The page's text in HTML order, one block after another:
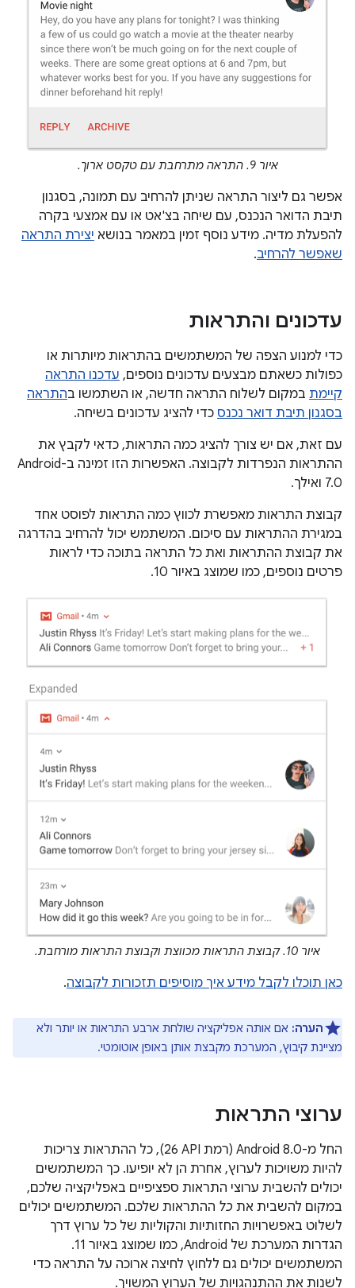
איור 9. התראה מתרחבת עם טקסט ארוך.
אפשר גם ליצור התראה שניתן להרחיב עם תמונה, בסגנון
תיבת הדואר הנכנס, עם שיחה בצ'אט או עם אמצעי בקרה
להפעלת מדיה. מידע נוסף זמין במאמר בנושא יצירת התראה
שאפשר להרחיב.
עדכונים והתראות
כדי למנוע הצפה של המשתמשים בהתראות מיותרות או
כפולות כשאתם מבצעים עדכונים נוספים, עדכנו התראה
קיימת במקום לשלוח התראה חדשה, או השתמשו בהתראה
בסגנון תיבת דואר נכנס כדי להציג עדכונים בשיחה.
עם זאת, אם יש צורך להציג כמה התראות, כדאי לקבץ את
ההתראות הנפרדות לקבוצה. האפשרות הזו זמינה ב-Android
7.0 ואילך.
קבוצת התראות מאפשרת לכווץ כמה התראות לפוסט אחד
במגירת ההתראות עם סיכום. המשתמש יכול להרחיב בהדרגה
את קבוצת ההתראות ואת כל התראה בתוכה כדי לראות
פרטים נוספים, כמו שמוצג באיור 10.
איור 10. קבוצת התראות מכווצת וקבוצת התראות מורחבת.
כאן תוכלו לקבל מידע איך מוסיפים תזכורות לקבוצה.
הערה: אם אותה אפליקציה שולחת ארבע התראות או יותר ולא
מציינת קיבוץ, המערכת מקבצת אותן באופן אוטומטי.
ערוצי התראות
החל מ-Android 8.0 (רמת API‏ 26), כל ההתראות צריכות
להיות משויכות לערוץ, אחרת הן לא יופיעו. כך המשתמשים
יכולים להשבית ערוצי התראות ספציפיים באפליקציה שלכם,
במקום להשבית את כל ההתראות שלכם. המשתמשים יכולים
לשלוט באפשרויות החזותיות והקוליות של כל ערוץ דרך
הגדרות המערכת של Android, כמו שמוצג באיור 11.
המשתמשים יכולים גם ללחוץ לחיצה ארוכה על התראה כדי
לשנות את ההתנהגויות של הערוץ המשויך.